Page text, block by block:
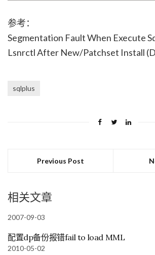
参考：
Segmentation Fault When Execute
Lsnrctl After New/Patchset Install
sqlplus
Previous Post
相关文章
2007-09-03
配置dp备份报错fail to load MML
2010-05-02